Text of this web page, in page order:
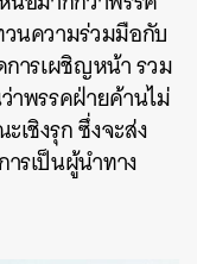
นความร่วมมือกับ
การเผชิญหน้า รวม
าพรรคฝ่ายค้านไม่
ชิงรุก ซึ่งจะส่ง
รเป็นผู้นำทาง